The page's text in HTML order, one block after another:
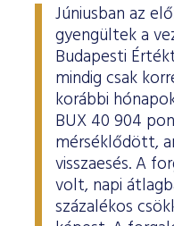
Júniusban az
gyengültek a
Budapesti
mindig csak
korábbi
BUX 40 904
mérséklődött,
visszaesés. A
volt, napi
százalékos